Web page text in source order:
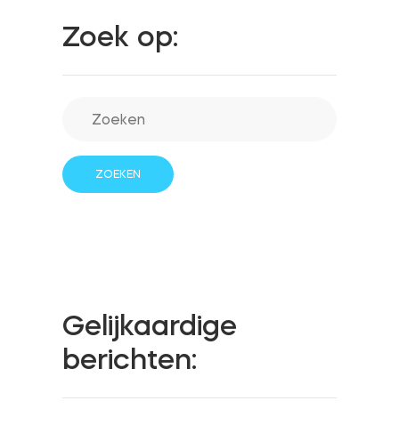
Adapters
Zoek op:
Gelijkaardige
berichten: